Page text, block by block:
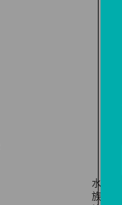
水
族